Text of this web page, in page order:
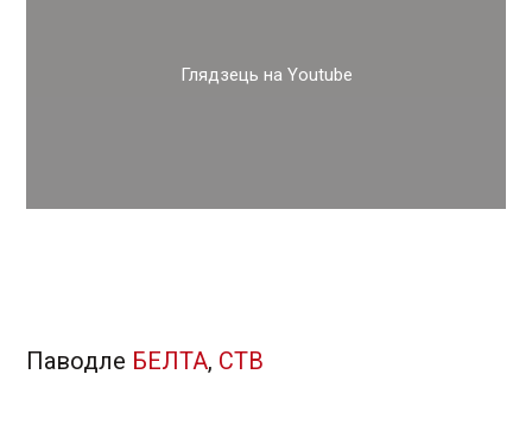
Глядзець на Youtube
Паводле БЕЛТА, СТВ